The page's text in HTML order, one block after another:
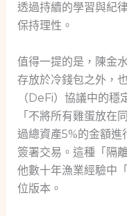
透過持續的學習與紀
保持理性。
值得一提的是，陳金
存放於冷錢包之外，
（DeFi）協議中的
「不將所有雞蛋放在
過總資產5%的金額進
簽署交易。這種「隔
他數十年漁業經驗中
位版本。